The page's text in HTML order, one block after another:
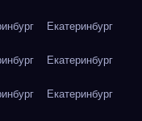
Екатеринбург
Екатеринбург
Екатеринбург